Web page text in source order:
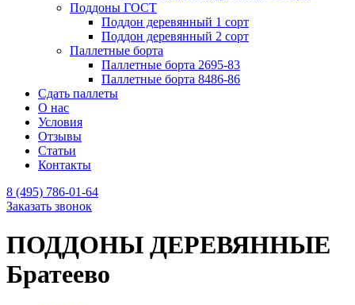
Поддоны ГОСТ
Поддон деревянный 1 сорт
Поддон деревянный 2 сорт
Паллетные борта
Паллетные борта 2695-83
Паллетные борта 8486-86
Сдать паллеты
О нас
Условия
Отзывы
Статьи
Контакты
8 (495) 786-01-64
Заказать звонок
ПОДДОНЫ ДЕРЕВЯННЫЕ
Братеево